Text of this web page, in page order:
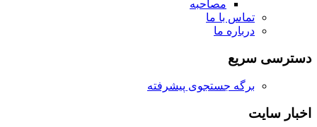
مصاحبه
تماس با ما
درباره ما
دسترسی سریع
برگه جستجوی پیشرفته
اخبار سایت